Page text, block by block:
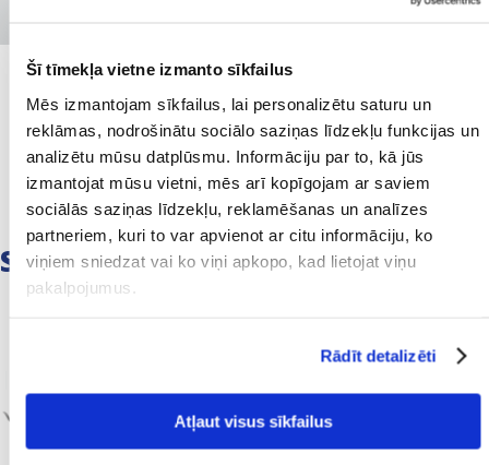
Šī tīmekļa vietne izmanto sīkfailus
Mēs izmantojam sīkfailus, lai personalizētu saturu un
reklāmas, nodrošinātu sociālo saziņas līdzekļu funkcijas un
analizētu mūsu datplūsmu. Informāciju par to, kā jūs
izmantojat mūsu vietni, mēs arī kopīgojam ar saviem
sociālās saziņas līdzekļu, reklamēšanas un analīzes
partneriem, kuri to var apvienot ar citu informāciju, ko
viņiem sniedzat vai ko viņi apkopo, kad lietojat viņu
pakalpojumus.
Rādīt detalizēti
Atļaut visus sīkfailus
ESAM PALĪDZĒJUŠI VAIRĀK NEKĀ
24 000 UZŅĒMUMIEM VISĀ
PASAULĒ, SĀKOT
NO MAZIEM LĪDZ
STARPTAUTISKIEM UZŅĒMUMIEM